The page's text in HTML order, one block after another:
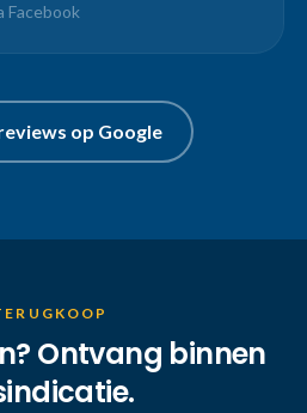
Facebook
op Google
Ontvang binnen